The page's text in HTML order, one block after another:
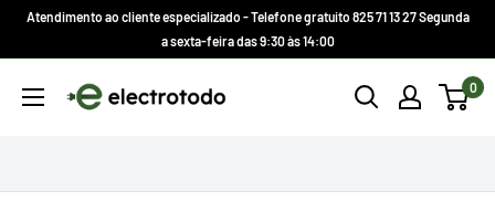
Atendimento ao cliente especializado - Telefone gratuito 825 71 13 27 Segunda
a sexta-feira das 9:30 às 14:00
Electrotodo.es 0